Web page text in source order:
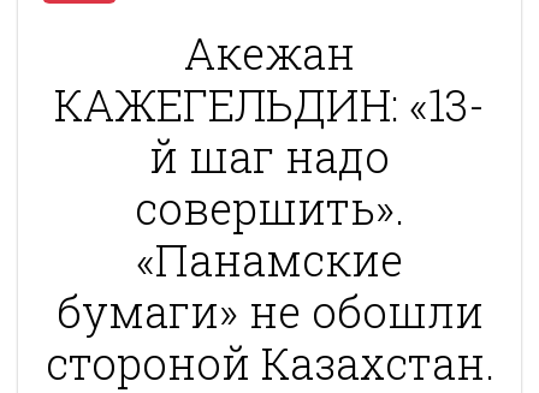
Акежан
КАЖЕГЕЛЬДИН: «13-
й шаг надо
совершить».
«Панамские
бумаги» не обошли
стороной Казахстан.